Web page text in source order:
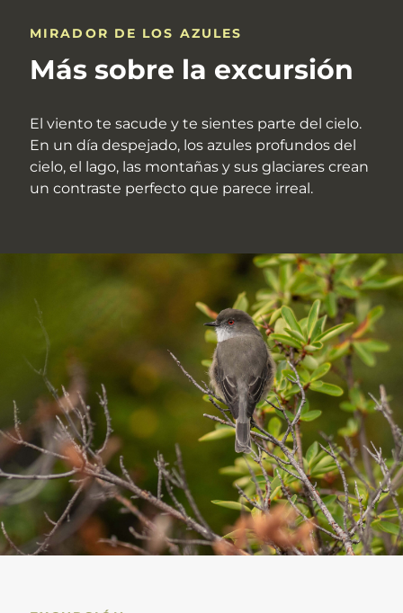
MIRADOR DE LOS AZULES
Más sobre la excursión
El viento te sacude y te sientes parte del cielo.
En un día despejado, los azules profundos del
cielo, el lago, las montañas y sus glaciares crean
un contraste perfecto que parece irreal.